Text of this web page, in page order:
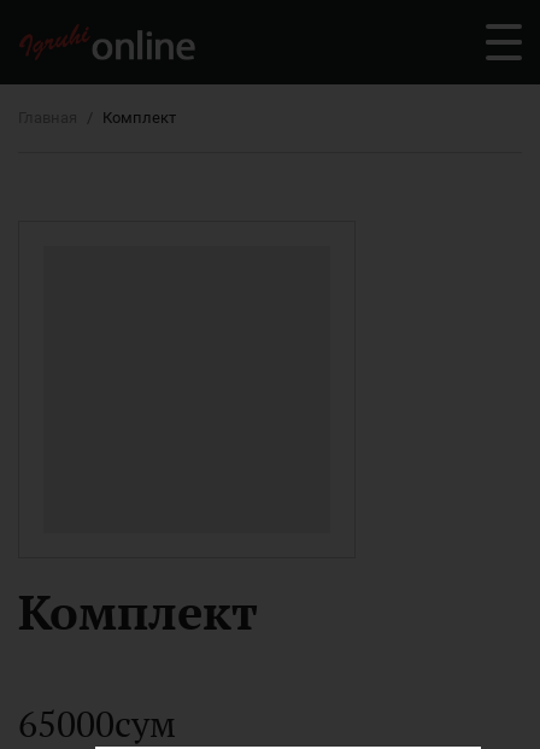
Комплект
Комплект
65000сум